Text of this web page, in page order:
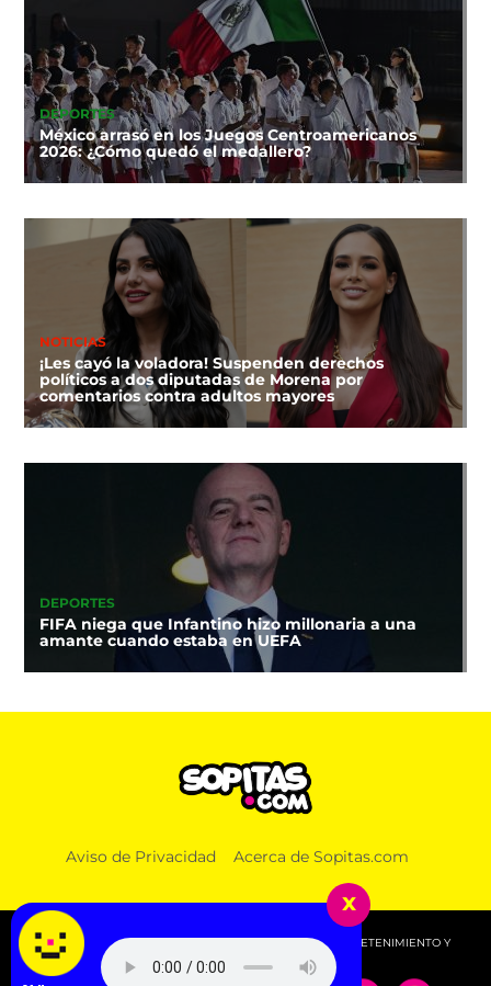
DEPORTES
México arrasó en los Juegos Centroamericanos
2026: ¿Cómo quedó el medallero?
NOTICIAS
¡Les cayó la voladora! Suspenden derechos
políticos a dos diputadas de Morena por
comentarios contra adultos mayores
DEPORTES
FIFA niega que Infantino hizo millonaria a una
amante cuando estaba en UEFA
Aviso de Privacidad Acerca de Sopitas.com
© 2026 SOPITAS.COM - MÚSICA, NOTICIAS, DEPORTES, ENTRETENIMIENTO Y
MÁS!.
x